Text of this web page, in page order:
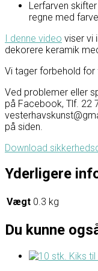
Lerfarven
regne med
I denne video viser vi
dekorere keramik
Vi tager forbehold for
Ved problemer eller
på Facebook, Tlf. 22
på siden.
Download
Yderligere
Vægt 0.3 kg
Du kunne